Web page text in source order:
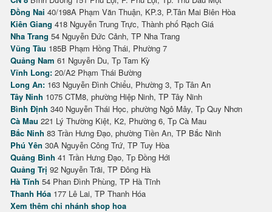
Đồng Nai 40/198A Phạm Văn Thuận, KP.3, P.Tân Mai Biên Hòa
Kiên Giang 418 Nguyễn Trung Trực, Thành phố Rạch Giá
Nha Trang 54 Nguyễn Đức Cảnh, TP Nha Trang
Vũng Tàu 185B Phạm Hồng Thái, Phường 7
Quảng Nam 61 Nguyễn Du, Tp Tam Kỳ
Vĩnh Long: 20/A2 Phạm Thái Bường
Long An: 163 Nguyễn Đình Chiểu, Phường 3, Tp Tân An
Tây Ninh 1075 CTM8, phường Hiệp Ninh, TP Tây Ninh
Bình Định 340 Nguyễn Thái Học, phường Ngô Mây, Tp Quy Nhơn
Cà Mau 221 Lý Thường Kiệt, K2, Phường 6, Tp Cà Mau
Bắc Ninh 83 Trần Hưng Đạo, phường Tiền An, TP Bắc Ninh
Phú Yên 30A Nguyễn Công Trứ, TP Tuy Hòa
Quảng Bình 41 Trần Hưng Đạo, Tp Đồng Hới
Quảng Trị 92 Nguyễn Trãi, TP Đông Hà
Hà Tĩnh 54 Phan Đình Phùng, TP Hà Tĩnh
Thanh Hóa 177 Lê Lai, TP Thanh Hóa
Xem thêm chi nhánh shop hoa